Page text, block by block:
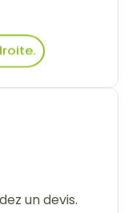
un devis.